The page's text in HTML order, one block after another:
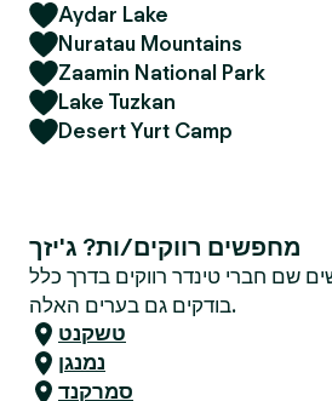
Aydar Lake
Nuratau Mountains
Zaamin National Park
Lake Tuzkan
Desert Yurt Camp
מחפשים רווקים/ות? ג'יזך
שם חברי טינדר רווקים בדרך כלל
בודקים גם בערים האלה.
טשקנט
נמנגן
סמרקנד